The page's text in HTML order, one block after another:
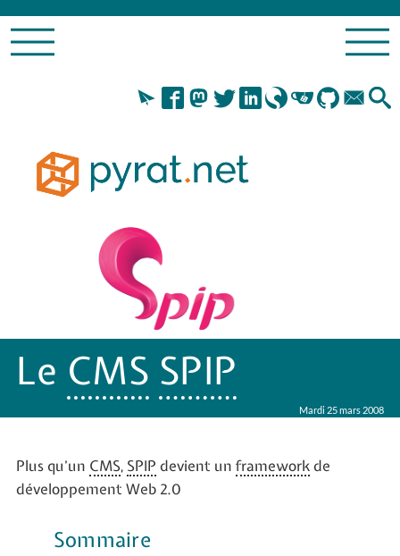
Le CMS SPIP
Mardi 25 mars 2008
Plus qu’un CMS, SPIP devient unframeworkde
développement Web 2.0
Sommaire